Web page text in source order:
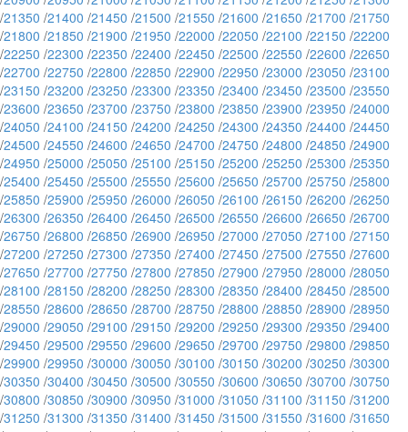
/21350 /21400 /21450 /21500 /21550 /21600 /21650 /21700 /21750
/21800 /21850 /21900 /21950 /22000 /22050 /22100 /22150 /22200
/22250 /22300 /22350 /22400 /22450 /22500 /22550 /22600 /22650
/22700 /22750 /22800 /22850 /22900 /22950 /23000 /23050 /23100
/23150 /23200 /23250 /23300 /23350 /23400 /23450 /23500 /23550
/23600 /23650 /23700 /23750 /23800 /23850 /23900 /23950 /24000
/24050 /24100 /24150 /24200 /24250 /24300 /24350 /24400 /24450
/24500 /24550 /24600 /24650 /24700 /24750 /24800 /24850 /24900
/24950 /25000 /25050 /25100 /25150 /25200 /25250 /25300 /25350
/25400 /25450 /25500 /25550 /25600 /25650 /25700 /25750 /25800
/25850 /25900 /25950 /26000 /26050 /26100 /26150 /26200 /26250
/26300 /26350 /26400 /26450 /26500 /26550 /26600 /26650 /26700
/26750 /26800 /26850 /26900 /26950 /27000 /27050 /27100 /27150
/27200 /27250 /27300 /27350 /27400 /27450 /27500 /27550 /27600
/27650 /27700 /27750 /27800 /27850 /27900 /27950 /28000 /28050
/28100 /28150 /28200 /28250 /28300 /28350 /28400 /28450 /28500
/28550 /28600 /28650 /28700 /28750 /28800 /28850 /28900 /28950
/29000 /29050 /29100 /29150 /29200 /29250 /29300 /29350 /29400
/29450 /29500 /29550 /29600 /29650 /29700 /29750 /29800 /29850
/29900 /29950 /30000 /30050 /30100 /30150 /30200 /30250 /30300
/30350 /30400 /30450 /30500 /30550 /30600 /30650 /30700 /30750
/30800 /30850 /30900 /30950 /31000 /31050 /31100 /31150 /31200
/31250 /31300 /31350 /31400 /31450 /31500 /31550 /31600 /31650